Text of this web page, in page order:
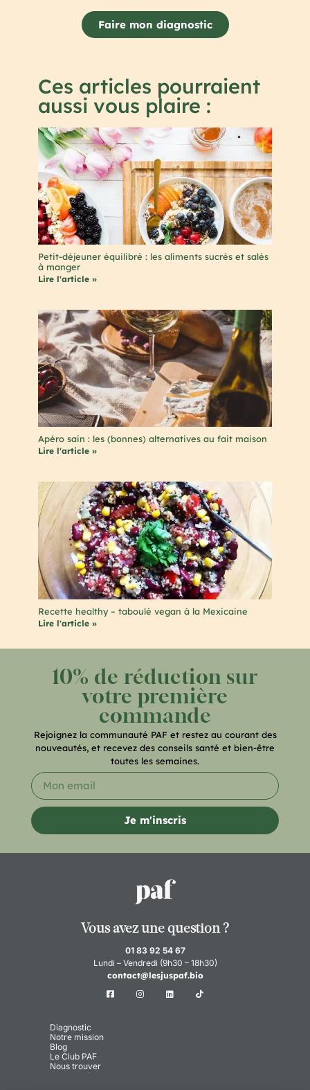
Faire mon diagnostic
Ces articles pourraient
aussi vous plaire :
Petit-déjeuner équilibré : les aliments sucrés et salés
à manger
Lire l'article »
Apéro sain : les (bonnes) alternatives au fait maison
Lire l'article »
Recette healthy – taboulé vegan à la Mexicaine
Lire l'article »
10% de réduction sur
votre première
commande
Rejoignez la communauté PAF et restez au courant des
nouveautés, et recevez des conseils santé et bien-être
toutes les semaines.
Je m'inscris
Vous avez une question ?
01 83 92 54 67
Lundi – Vendredi (9h30 – 18h30)
contact@lesjuspaf.bio
Diagnostic
Notre mission
Blog
Le Club PAF
Nous trouver